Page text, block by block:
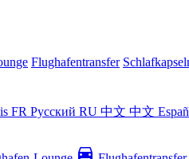
Flughafentransfer
FR Русский RU 中文 中文
directions_car